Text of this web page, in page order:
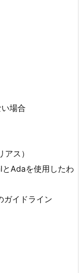
場合
ス）
Adaを使用したわ
ガイドライン